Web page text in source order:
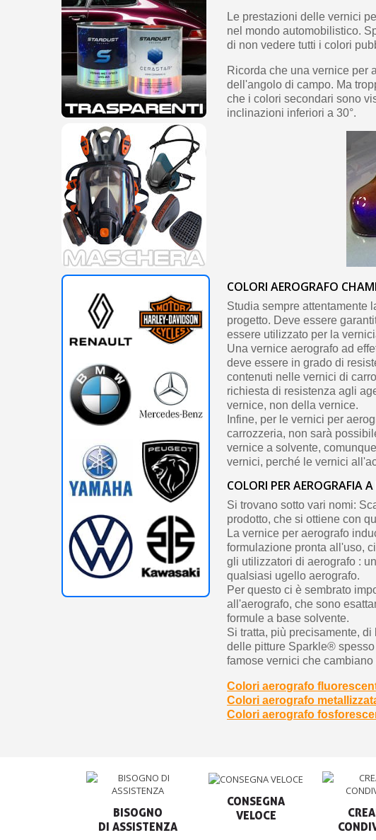
Le prestazioni delle vernici
nel mondo automobilistico.
di non vedere tutti i colori
Ricorda che una vernice per
dell'angolo di campo. Ma
che i colori secondari sono
inclinazioni inferiori a 30°.
COLORI AEROGRAFO
Studia sempre attentamente
progetto. Deve essere
essere utilizzato per la
Una vernice aerografo ad
deve essere in grado di
contenuti nelle vernici di
richiesta di resistenza agli
vernice, non della vernice.
Infine, per le vernici per
carrozzeria, non sarà
vernice a solvente,
vernici, perché le vernici
COLORI PER AEROGRAFIA
Si trovano sotto vari nomi:
prodotto, che si ottiene con
La vernice per aerografo
formulazione pronta all'uso,
gli utilizzatori di aerografo :
qualsiasi ugello aerografo.
Per questo ci è sembrato
all'aerografo, che sono
formule a base solvente.
Si tratta, più precisamente,
delle pitture Sparkle®
famose vernici che cambiano
Colori aerografo
Colori aerografo
Colori aerografo
BISOGNO
CONSEGNA
VELOCE